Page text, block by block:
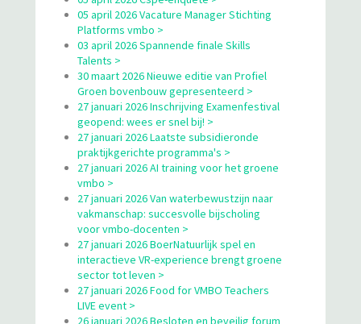
05 april 2026 Vacature Manager Stichting
Platforms vmbo >
03 april 2026 Spannende finale Skills
Talents >
30 maart 2026 Nieuwe editie van Profiel
Groen bovenbouw gepresenteerd >
27 januari 2026 Inschrijving Examenfestival
geopend: wees er snel bij! >
27 januari 2026 Laatste subsidieronde
praktijkgerichte programma's >
27 januari 2026 AI training voor het groene
vmbo >
27 januari 2026 Van waterbewustzijn naar
vakmanschap: succesvolle bijscholing
voor vmbo-docenten >
27 januari 2026 BoerNatuurlijk spel en
interactieve VR-experience brengt groene
sector tot leven >
27 januari 2026 Food for VMBO Teachers
LIVE event >